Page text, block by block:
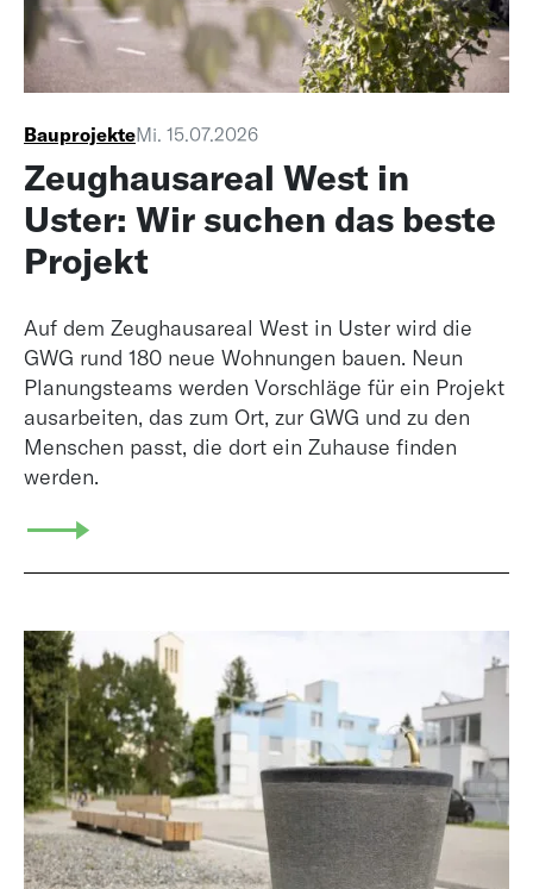
BauprojekteMi. 15.07.2026
Zeughausareal West in
Uster: Wir suchen das beste
Projekt
Auf dem Zeughausareal West in Uster wird die
GWG rund 180 neue Wohnungen bauen. Neun
Planungsteams werden Vorschläge für ein Projekt
ausarbeiten, das zum Ort, zur GWG und zu den
Menschen passt, die dort ein Zuhause finden
werden.